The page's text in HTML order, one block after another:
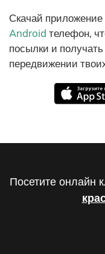
Скачай
Android телефон,
посылки и
передвижении
Посетите онлайн